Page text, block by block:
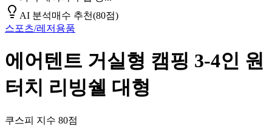
AI 분석매수 추천(80점)
스포츠/레저용품
에어텐트 거실형 캠핑 3-4인 원
터치 리빙쉘 대형
쿠스피 지수 80점